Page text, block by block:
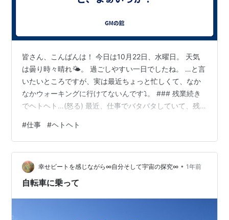
皆さん、こんばんは！ 今日は10月22日、水曜日。 天気
は曇り時々晴れ🌤️。 過ごしやすい一日でしたね。 …と言
いたいところですが、実は最近ちょっと忙しくて、なか
なかウォーキングに行けてないんです⤵️。 ### 残業続き
でヘトヘト…(怒る) 最近、仕事でバタバタしていて、残
こで、肩も首もバキバキ…。 でも、意外と歩数は稼げて
るんですよ！🚶 一日のトータル歩数が8,000歩を超えて
いるので、まぁ良しとしましょう👌。 会社の中をウロウ
ロしているだけでも、結構な運動になるんですね！ ###
ストレス解消したい！ やっぱり、体を動かさないとスト
#仕事 #ヘトヘト
幸せビートを感じながら∞自分そして宇宙の探究∞ • 1年前
自転車に乗って